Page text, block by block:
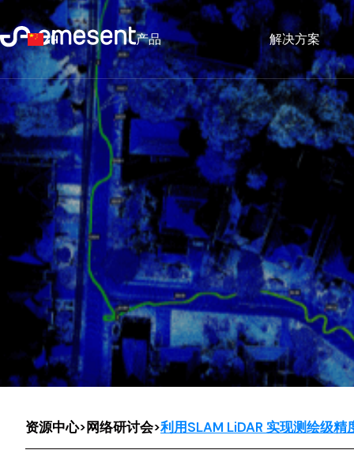
产品 解决方案
资源中心>网络研讨会>利用SLAM LiDAR 实现测绘级精
ZH